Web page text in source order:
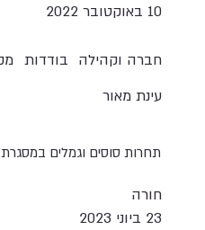
10 באוקטובר 2022
בודדות חברה וקהילה
עינת מאור
תחרות סוסים וגמלים במסגרת
חורה
23 ביוני 2023